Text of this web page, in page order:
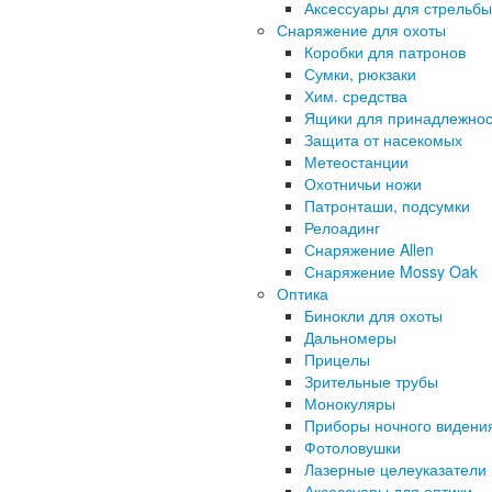
Аксессуары для стрельбы
Снаряжение для охоты
Коробки для патронов
Сумки, рюкзаки
Хим. средства
Ящики для
Защита от насекомых
Метеостанции
Охотничьи ножи
Патронташи, подсумки
Релоадинг
Снаряжение Allen
Снаряжение Mossy Oak
Оптика
Бинокли для охоты
Дальномеры
Прицелы
Зрительные трубы
Монокуляры
Приборы ночного
Фотоловушки
Лазерные целеуказатели